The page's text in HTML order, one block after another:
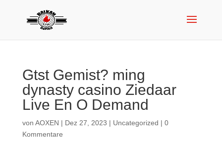
Gtst Gemist? ming
dynasty casino Ziedaar
Live En O Demand
von AOXEN | Dez 27, 2023 | Uncategorized | 0
Kommentare